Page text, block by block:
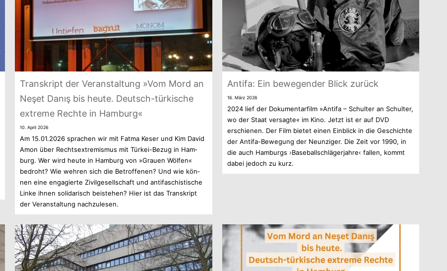
Tran­skript der Ver­an­stal­tung »Vom Mord an
Neşet Danış bis heute. Deutsch-türkische
extreme Rechte in Hamburg«
10. April 2026
Am 15.01.2026 spra­chen wir mit Fatma Keser und Kim David
Amon über Rechts­extre­mis­mus mit Türkei-Bezug in Ham­
burg. Wer wird heute in Ham­burg von »Grauen Wöl­fen«
bedroht? Wie weh­ren sich die Betrof­fe­nen? Und wie kön­
nen eine enga­gierte Zivil­ge­sell­schaft und anti­fa­schis­ti­sche
Linke ihnen soli­da­risch bei­ste­hen? Hier ist das Tran­skript
der Ver­an­stal­tung nachzulesen.
Antifa: Ein bewe­gen­der Blick zurück
16. März 2026
2024 lief der Doku­men­tar­film »Antifa – Schul­ter an Schul­ter,
wo der Staat ver­sagte« im Kino. Jetzt ist er auf DVD
erschie­nen. Der Film bie­tet einen Ein­blick in die Geschichte
der Antifa-Bewegung der Neun­zi­ger. Die Zeit vor 1990, in
die auch Ham­burgs ›Base­ball­schlä­ger­jahre‹ fal­len, kommt
dabei jedoch zu kurz.